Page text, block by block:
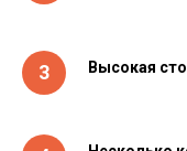
Высокая